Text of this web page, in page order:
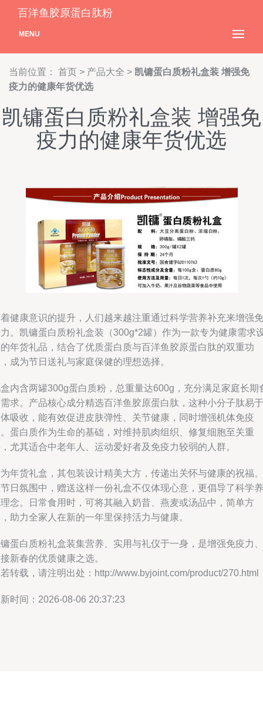
百洋鱼胶原蛋白肽粉
MENU
当前位置： 首页 > 产品大全 > 凯镛蛋白质粉礼盒装 增强免
疫力的健康年货优选
凯镛蛋白质粉礼盒装 增强免
疫力的健康年货优选
健康意识的提升，人们越来越注重通过科学营养补充来增强免
。凯镛蛋白质粉礼盒装（300g*2罐）作为一款专为健康需求
年货礼品，结合了优质蛋白质与百洋鱼胶原蛋白肽的双重功
成为节日送礼与家庭保健的理想选择。
内含两罐300g蛋白质粉，总重量达600g，充分满足家庭长期
求。产品核心成分精选百洋鱼胶原蛋白肽，这种小分子肽易于
吸收，能有效促进皮肤弹性、关节健康，同时增强机体免疫
蛋白质作为生命的基础，对维持肌肉组织、修复细胞至关重
尤其适合中老年人、运动爱好者及免疫力较弱的人群。
年货礼盒，其包装设计精美大方，传递出关怀与健康的祝福。
日氛围中，赠送这样一份礼盒不仅体现心意，更倡导了科学养
念。日常食用时，可将其融入奶昔、燕麦或汤品中，简单方
助力全家人在新的一年里保持活力与健康。
蛋白质粉礼盒装集营养、实用与礼仪于一身，是增强免疫力、
新春的优质健康之选。
转载，请注明出处：http://www.byjoint.com/product/270.html
时间：2026-08-06 20:37:23